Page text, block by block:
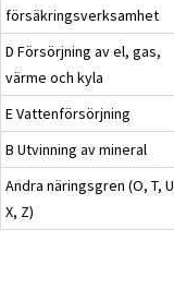
försäkringsverksamhet
D Försörjning av el, gas,
värme och kyla
E Vattenförsörjning
B Utvinning av mineral
Andra näringsgren (O, T,
X, Z)